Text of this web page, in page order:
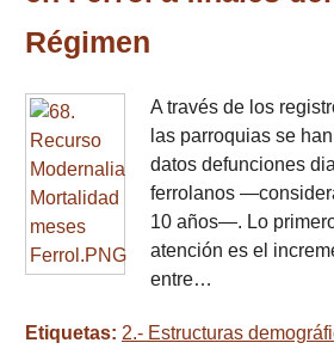
Régimen
A través de los
las parroquias se
datos defunciones
ferrolanos
10 años—. Lo
atención es el
entre…
Etiquetas: 2.- Estructuras